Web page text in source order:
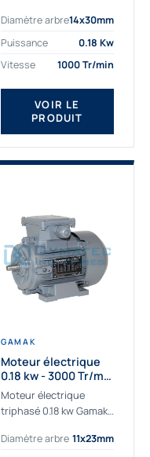
aux applications
sévères. Nous
assemblons et
fournissons des
moteurs asynchrones
depuis de
nombreuses...
Diamètre arbre14x30mm
Puissance
0.18 Kw
Vitesse
1000 Tr/min
VOIR LE
PRODUIT
GAMAK
Moteur électrique
0.18 kw - 3000 Tr/min
- 230/400V - IE2
Moteur électrique
triphasé 0.18 kw Gamak,
professionnelle
Diamètre arbre 11x23mm